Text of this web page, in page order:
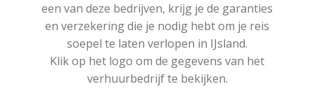
een van deze bedrijven, krijg je de garanties
en verzekering die je nodig hebt om je reis
soepel te laten verlopen in IJsland.
Klik op het logo om de gegevens van het
verhuurbedrijf te bekijken.